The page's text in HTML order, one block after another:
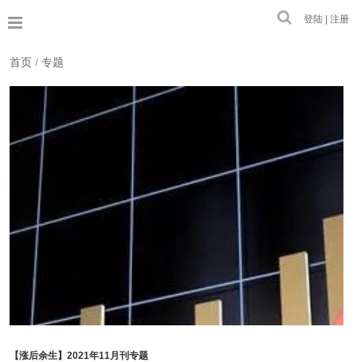
登陆 | 注册
首页 / 专题
【涨后余生】2021年11月刊专题